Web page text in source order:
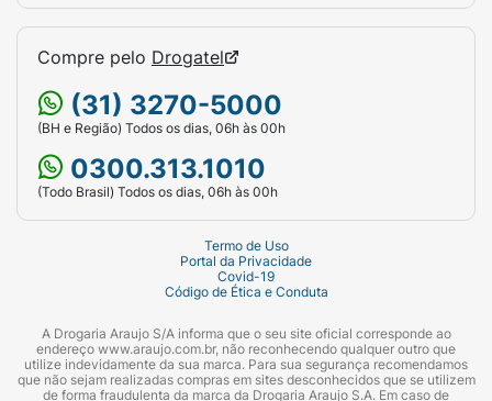
Compre pelo Drogatel
(31) 3270-5000
(BH e Região) Todos os dias, 06h às 00h
0300.313.1010
(Todo Brasil) Todos os dias, 06h às 00h
Termo de Uso
Portal da Privacidade
Covid-19
Código de Ética e Conduta
A Drogaria Araujo S/A informa que o seu site oficial corresponde ao
endereço www.araujo.com.br, não reconhecendo qualquer outro que
utilize indevidamente da sua marca. Para sua segurança recomendamos
que não sejam realizadas compras em sites desconhecidos que se utilizem
de forma fraudulenta da marca da Drogaria Araujo S.A. Em caso de